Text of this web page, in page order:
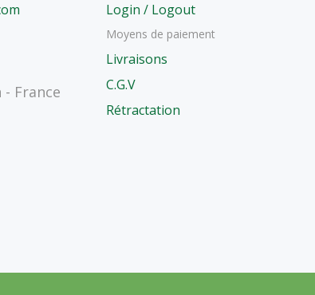
France
Login / Logout
Moyens de paiement
Livraisons
C.G.V
Rétractation